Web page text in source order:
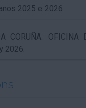
2025 e 2026
CORUÑA.
2026.